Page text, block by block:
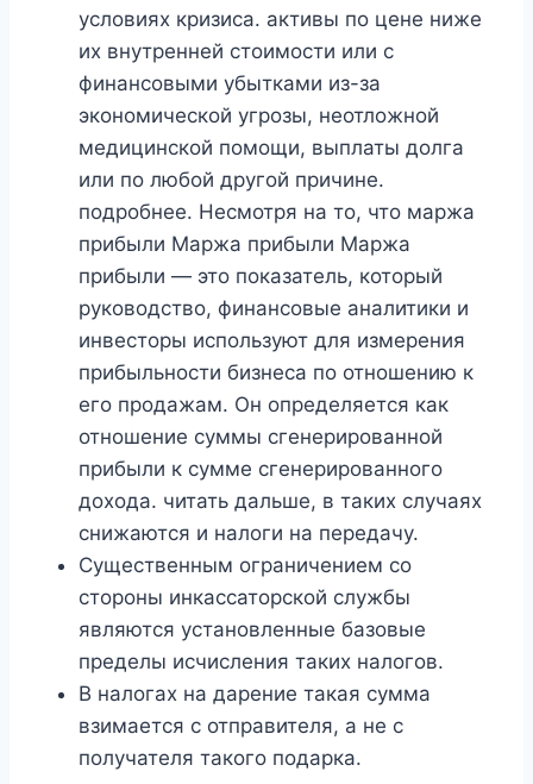
условиях кризиса. активы по цене ниже
их внутренней стоимости или с
финансовыми убытками из-за
экономической угрозы, неотложной
медицинской помощи, выплаты долга
или по любой другой причине.
подробнее. Несмотря на то, что маржа
прибыли Маржа прибыли Маржа
прибыли — это показатель, который
руководство, финансовые аналитики и
инвесторы используют для измерения
прибыльности бизнеса по отношению к
его продажам. Он определяется как
отношение суммы сгенерированной
прибыли к сумме сгенерированного
дохода. читать дальше, в таких случаях
снижаются и налоги на передачу.
Существенным ограничением со
стороны инкассаторской службы
являются установленные базовые
пределы исчисления таких налогов.
В налогах на дарение такая сумма
взимается с отправителя, а не с
получателя такого подарка.